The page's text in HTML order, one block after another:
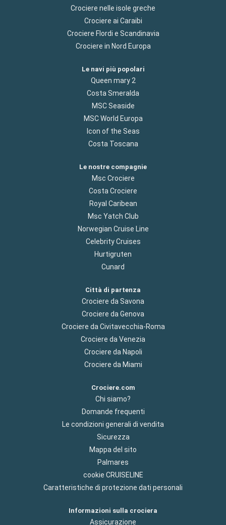
Crociere nelle isole greche
Crociere ai Caraibi
Crociere Flordi e Scandinavia
Crociere in Nord Europa
Le navi più popolari
Queen mary 2
Costa Smeralda
MSC Seaside
MSC World Europa
Icon of the Seas
Costa Toscana
Le nostre compagnie
Msc Crociere
Costa Crociere
Royal Caribean
Msc Yatch Club
Norwegian Cruise Line
Celebrity Cruises
Hurtigruten
Cunard
Città di partenza
Crociere da Savona
Crociere da Genova
Crociere da Civitavecchia-Roma
Crociere da Venezia
Crociere da Napoli
Crociere da Miami
Crociere.com
Chi siamo?
Domande frequenti
Le condizioni generali di vendita
Sicurezza
Mappa del sito
Palmares
cookie CRUISELINE
Caratteristiche di protezione dati personali
Informazioni sulla crociera
Assicurazione